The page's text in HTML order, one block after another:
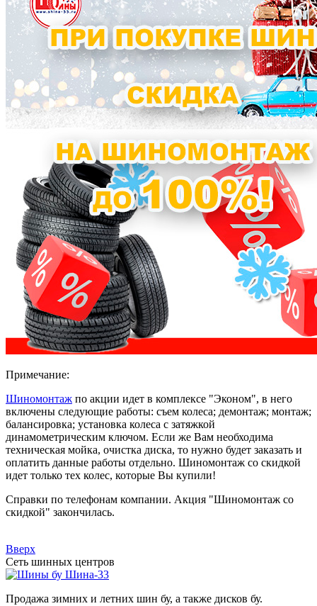
Примечание:
Шиномонтаж по акции идет в комплексе "Эконом", в него
включены следующие работы: съем колеса; демонтаж; монтаж;
балансировка; установка колеса с затяжкой
динамометрическим ключом. Если же Вам необходима
техническая мойка, очистка диска, то нужно будет заказать и
оплатить данные работы отдельно. Шиномонтаж со скидкой
идет только тех колес, которые Вы купили!
Справки по телефонам компании. Акция "Шиномонтаж со
скидкой" закончилась.
Вверх
Сеть шинных центров
Шина-33
Продажа зимних и летних шин бу, а также дисков бу.